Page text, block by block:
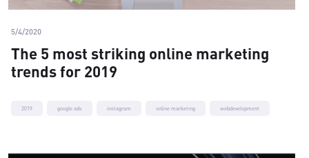
2019 google ads instagram online marketing webdevelopment
5/4/2020
The 5 most striking online marketing
trends for 2019